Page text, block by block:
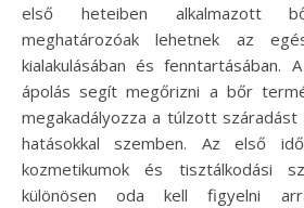
első heteiben alkalmazott
meghatározóak lehetnek az
kialakulásában és fenntartásában.
ápolás segít megőrizni a bőr
megakadályozza a túlzott
hatásokkal szemben. Az első
kozmetikumok és tisztálkodási
különösen oda kell figyelni